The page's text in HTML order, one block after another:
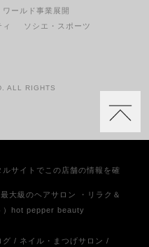
ワールド事業展開
ソシエ・スポーツ
ALL RIGHTS
ルサイトでこの店舗の情報を確
大級のヘアサロン ・リラク＆
）hot pepper beauty
グ / ネイル・まつげサロン /